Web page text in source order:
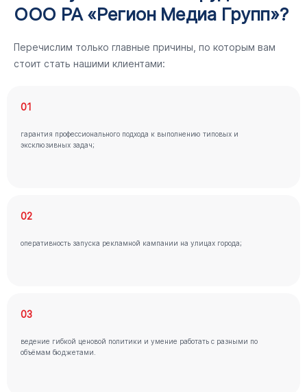
ООО РА «Регион Медиа Групп»?
Перечислим только главные причины, по которым вам
стоит стать нашими клиентами:
01
гарантия профессионального подхода к выполнению типовых и
эксклюзивных задач;
02
оперативность запуска рекламной кампании на улицах города;
03
ведение гибкой ценовой политики и умение работать с разными по
объёмам бюджетами.